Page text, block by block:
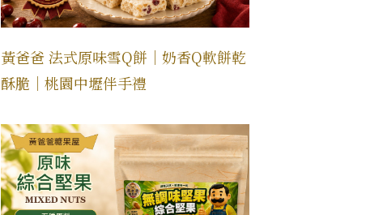
黃爸爸 法式原味雪Q餅｜奶香Q軟餅乾
酥脆｜桃園中壢伴手禮